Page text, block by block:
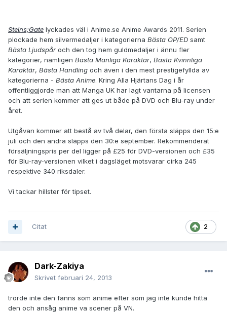
Steins;Gate lyckades väl i Anime.se Anime Awards 2011. Serien
plockade hem silvermedaljer i kategorierna Bästa OP/ED samt
Bästa Ljudspår och den tog hem guldmedaljer i ännu fler
kategorier, nämligen Bästa Manliga Karaktär, Bästa Kvinnliga
Karaktär, Bästa Handling och även i den mest prestigefyllda av
kategorierna - Bästa Anime. Kring Alla Hjärtans Dag i år
offentliggjorde man att Manga UK har lagt vantarna på licensen
och att serien kommer att ges ut både på DVD och Blu-ray under
året.
Utgåvan kommer att bestå av två delar, den första släpps den 15:e
juli och den andra släpps den 30:e september. Rekommenderat
försäljningspris per del ligger på £25 för DVD-versionen och £35
för Blu-ray-versionen vilket i dagsläget motsvarar cirka 245
respektive 340 riksdaler.
Vi tackar hillster för tipset.
2
Citat
Dark-Zakiya
Skrivet februari 24, 2013
trorde inte den fanns som anime efter som jag inte kunde hitta
den och ansåg anime va scener på VN.